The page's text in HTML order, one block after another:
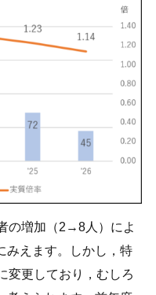
の増加（2→8人）によ
みえます。しかし，特
変更しており，むしろ